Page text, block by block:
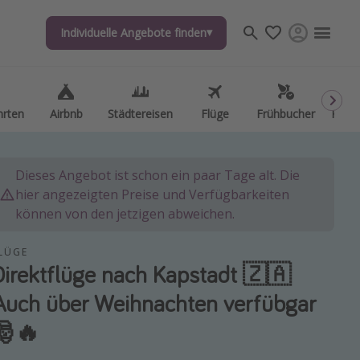
Individuelle Angebote finden
Airbnb Städtereisen Flüge Frühbucher
Individuelle Angebote finden
Airbnb Städtereisen Flüge Frühbucher
Dieses Angebot ist schon ein paar Tage alt. Die
hier angezeigten Preise und Verfügbarkeiten
können von den jetzigen abweichen.
nach Kapstadt 🇿🇦
über Weihnachten verfübgar